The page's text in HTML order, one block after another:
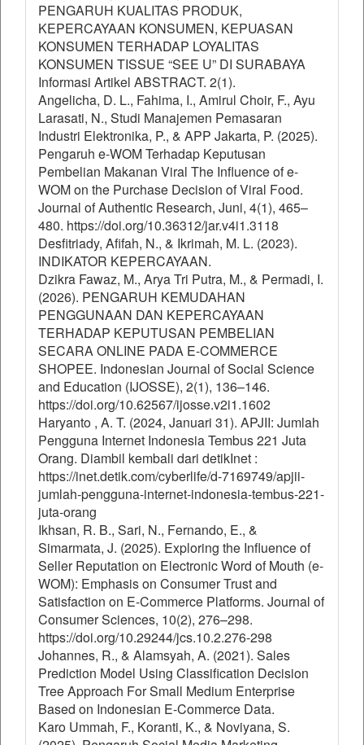
PENGARUH KUALITAS PRODUK,
KEPERCAYAAN KONSUMEN, KEPUASAN
KONSUMEN TERHADAP LOYALITAS
KONSUMEN TISSUE “SEE U” DI SURABAYA
Informasi Artikel ABSTRACT. 2(1).
Angelicha, D. L., Fahima, I., Amirul Choir, F., Ayu
Larasati, N., Studi Manajemen Pemasaran
Industri Elektronika, P., & APP Jakarta, P. (2025).
Pengaruh e-WOM Terhadap Keputusan
Pembelian Makanan Viral The Influence of e-
WOM on the Purchase Decision of Viral Food.
Journal of Authentic Research, Juni, 4(1), 465–
480. https://doi.org/10.36312/jar.v4i1.3118
Desfitriady, Afifah, N., & Ikrimah, M. L. (2023).
INDIKATOR KEPERCAYAAN.
Dzikra Fawaz, M., Arya Tri Putra, M., & Permadi, I.
(2026). PENGARUH KEMUDAHAN
PENGGUNAAN DAN KEPERCAYAAN
TERHADAP KEPUTUSAN PEMBELIAN
SECARA ONLINE PADA E-COMMERCE
SHOPEE. Indonesian Journal of Social Science
and Education (IJOSSE), 2(1), 136–146.
https://doi.org/10.62567/ijosse.v2i1.1602
Haryanto , A. T. (2024, Januari 31). APJII: Jumlah
Pengguna Internet Indonesia Tembus 221 Juta
Orang. Diambil kembali dari detikInet :
https://inet.detik.com/cyberlife/d-7169749/apjii-
jumlah-pengguna-internet-indonesia-tembus-221-
juta-orang
Ikhsan, R. B., Sari, N., Fernando, E., &
Simarmata, J. (2025). Exploring the Influence of
Seller Reputation on Electronic Word of Mouth (e-
WOM): Emphasis on Consumer Trust and
Satisfaction on E-Commerce Platforms. Journal of
Consumer Sciences, 10(2), 276–298.
https://doi.org/10.29244/jcs.10.2.276-298
Johannes, R., & Alamsyah, A. (2021). Sales
Prediction Model Using Classification Decision
Tree Approach For Small Medium Enterprise
Based on Indonesian E-Commerce Data.
Karo Ummah, F., Koranti, K., & Noviyana, S.